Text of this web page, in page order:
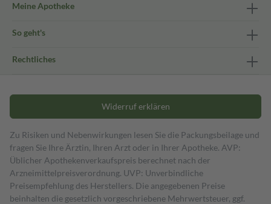
Meine Apotheke
So geht's
Rechtliches
Widerruf erklären
Zu Risiken und Nebenwirkungen lesen Sie die Packungsbeilage und
fragen Sie Ihre Ärztin, Ihren Arzt oder in Ihrer Apotheke. AVP:
Üblicher Apothekenverkaufspreis berechnet nach der
Arzneimittelpreisverordnung. UVP: Unverbindliche
Preisempfehlung des Herstellers. Die angegebenen Preise
beinhalten die gesetzlich vorgeschriebene Mehrwertsteuer, ggf.